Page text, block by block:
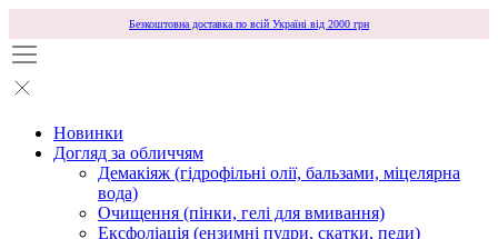
Безкоштовна доставка по всій Україні від 2000 грн
Новинки
Догляд за обличчям
Демакіяж (гідрофільні олії, бальзами, міцелярна
вода)
Очищення (пінки, гелі для вмивання)
Ексфоліація (ензимні пудри, скатки, педи)